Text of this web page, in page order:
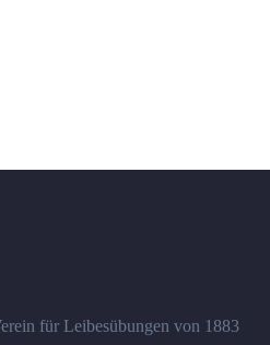
für Leibesübungen von 1883